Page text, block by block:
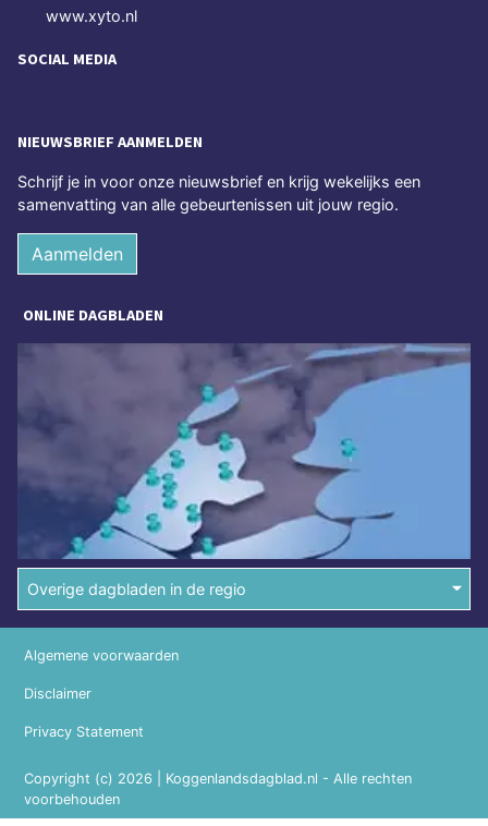
www.xyto.nl
SOCIAL MEDIA
NIEUWSBRIEF AANMELDEN
Schrijf je in voor onze nieuwsbrief en krijg wekelijks een
samenvatting van alle gebeurtenissen uit jouw regio.
Aanmelden
ONLINE DAGBLADEN
Overige dagbladen in de regio
Copyright (c) 2026 | Koggenlandsdagblad.nl - Alle rechten
voorbehouden
Algemene voorwaarden
Disclaimer
Privacy Statement